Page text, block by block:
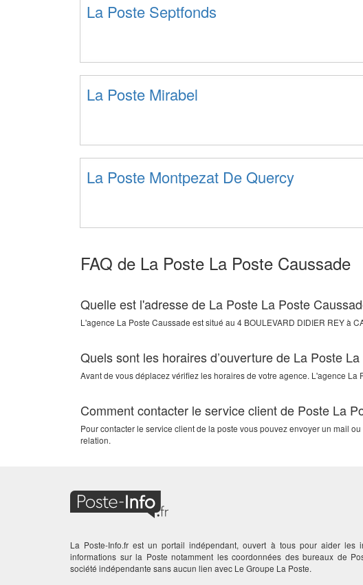
La Poste Septfonds
La Poste Mirabel
La Poste Montpezat De Quercy
FAQ de La Poste La Poste Caussade
Quelle est l'adresse de La Poste La Poste
L'agence La Poste Caussade est situé au 4 BOULEVARD DIDIER REYà
Quels sont les horaires d’ouverture de La Poste
Avant de vous déplacez vérifiez les horaires de votre agence. L'agence
Comment contacter le service client de Poste La
Pour contacter le service client de la poste vous pouvez envoyer un mail
relation.
La Poste-Info.fr est un portail indépendant, ouvert à tous pour aider les
informations sur la Poste notamment les coordonnées des bureaux de
société indépendante sans aucun lien avec Le Groupe La Poste.